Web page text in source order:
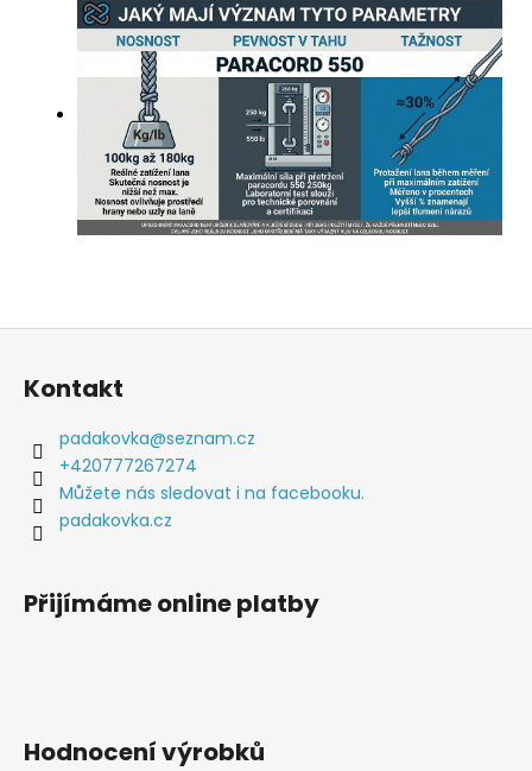
Kontakt
padakovka@seznam.cz
+420777267274
Můžete nás sledovat i na facebooku.
padakovka.cz
Přijímáme online platby
Hodnocení výrobků